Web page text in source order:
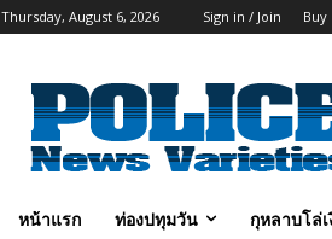
Thursday, August 6, 2026 Sign in / Join Buy
หน้าแรก ท่องปทุมวัน กุหลาบโล่